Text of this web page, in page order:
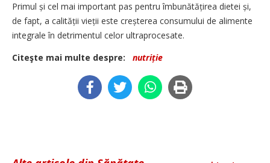
Primul și cel mai important pas pentru îmbunătățirea dietei și,
de fapt, a calității vieții este creșterea consumului de alimente
integrale în detrimentul celor ultraprocesate.
Citeşte mai multe despre:
nutriție